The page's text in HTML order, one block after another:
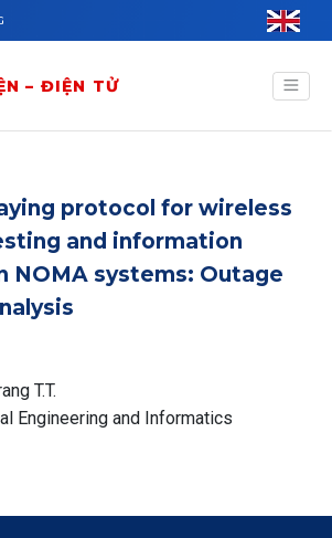
– ĐIỆN TỬ
protocol for wireless
and information
NOMA systems: Outage
T.T.
Engineering and Informatics